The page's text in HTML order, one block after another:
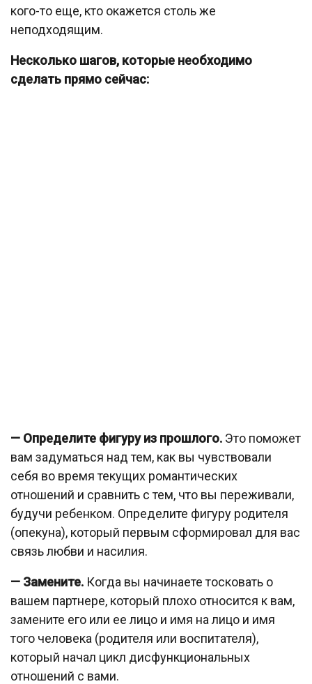
кого-то еще, кто окажется столь же
неподходящим.
Несколько шагов, которые необходимо
сделать прямо сейчас:
— Определите фигуру из прошлого. Это поможет
вам задуматься над тем, как вы чувствовали
себя во время текущих романтических
отношений и сравнить с тем, что вы переживали,
будучи ребенком. Определите фигуру родителя
(опекуна), который первым сформировал для вас
связь любви и насилия.
— Замените. Когда вы начинаете тосковать о
вашем партнере, который плохо относится к вам,
замените его или ее лицо и имя на лицо и имя
того человека (родителя или воспитателя),
который начал цикл дисфункциональных
отношений с вами.